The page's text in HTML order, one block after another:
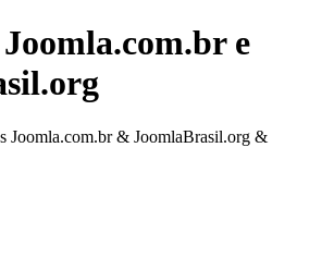
e
Joomla.com.br & JoomlaBrasil.org &